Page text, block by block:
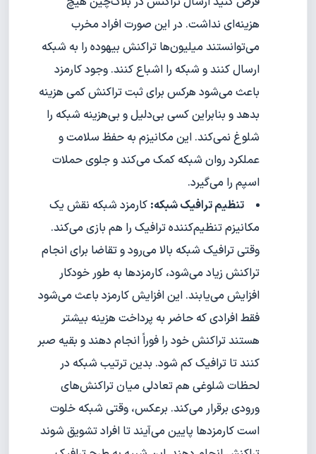
هزینه‌ای نداشت. در این صورت افراد مخرب
می‌توانستند میلیون‌ها تراکنش بیهوده را به شبکه
ارسال کنند و شبکه را اشباع کنند. وجود کارمزد
باعث می‌شود هرکس برای ثبت تراکنش کمی هزینه
بدهد و بنابراین کسی بی‌دلیل و بی‌هزینه شبکه را
شلوغ نمی‌کند. این مکانیزم به حفظ سلامت و
عملکرد روان شبکه کمک می‌کند و جلوی حملات
اسپم را می‌گیرد.
تنظیم ترافیک شبکه: کارمزد شبکه نقش یک
مکانیزم تنظیم‌کننده ترافیک را هم بازی می‌کند.
وقتی ترافیک شبکه بالا می‌رود و تقاضا برای انجام
تراکنش زیاد می‌شود، کارمزدها به طور خودکار
افزایش می‌یابند. این افزایش کارمزد باعث می‌شود
فقط افرادی که حاضر به پرداخت هزینه بیشتر
هستند تراکنش خود را فوراً انجام دهند و بقیه صبر
کنند تا ترافیک کم شود. بدین ترتیب شبکه در
لحظات شلوغی هم تعادلی میان تراکنش‌های
ورودی برقرار می‌کند. برعکس، وقتی شبکه خلوت
است کارمزدها پایین می‌آیند تا افراد تشویق شوند